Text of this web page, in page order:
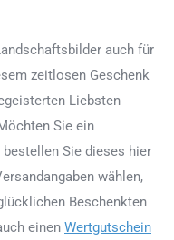
auch für
zeitlosen Geschenk
Liebsten
Sie ein
Sie dieses hier
wählen,
Beschenkten
einen Wertgutschein